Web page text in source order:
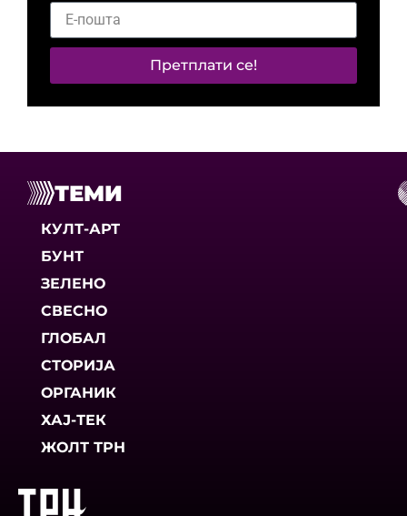
Претплати се!
ТЕМИ
КУЛТ-АРТ
БУНТ
ЗЕЛЕНО
СВЕСНО
ГЛОБАЛ
СТОРИЈА
ОРГАНИК
ХАЈ-ТЕК
ЖОЛТ ТРН